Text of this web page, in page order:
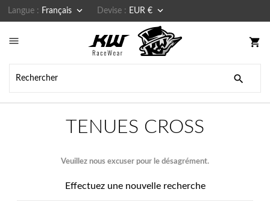
Langue : Français  Devise : EUR € 
 shopping_cart

TENUES CROSS
Veuillez nous excuser pour le désagrément.
Effectuez une nouvelle recherche